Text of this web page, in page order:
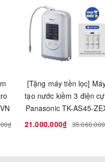
[Tặng máy tiền lọc]
tạo nước kiềm 3 điện
Panasonic TK-AS45-
21.000.000₫